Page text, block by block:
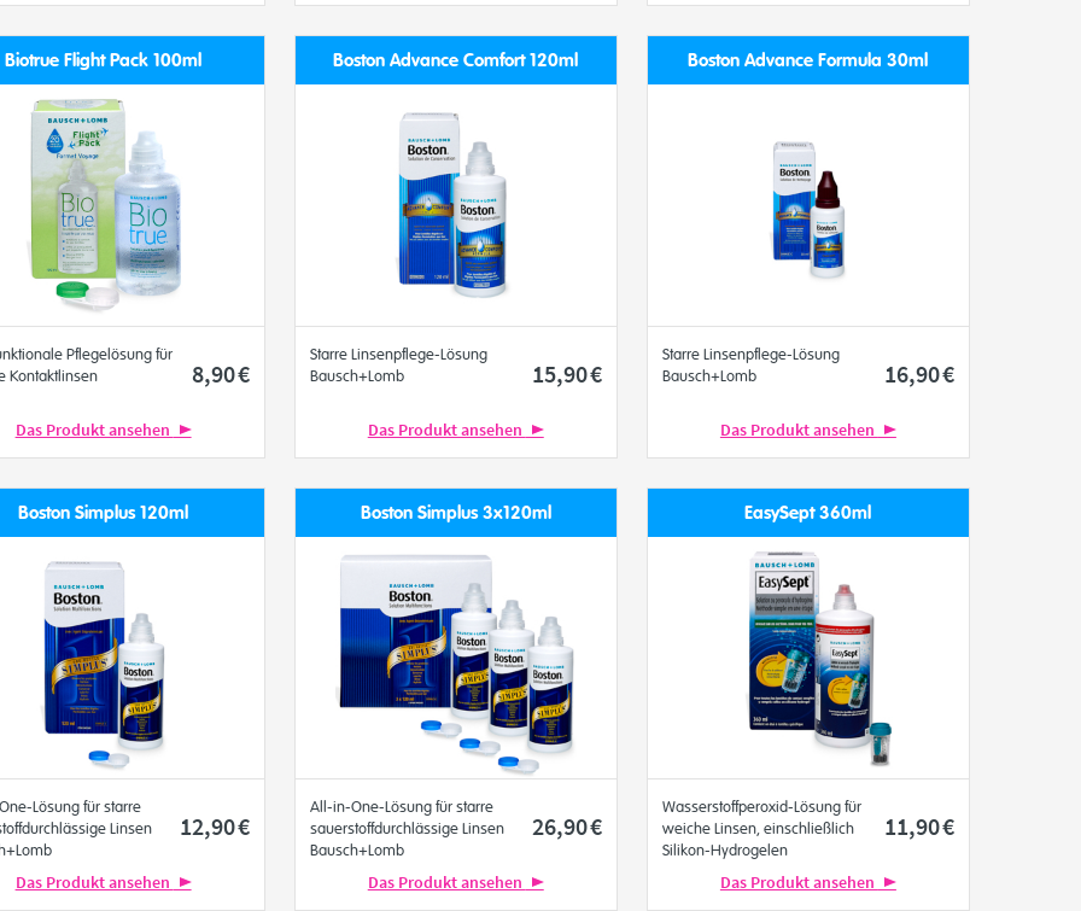
Biotrue Flight Pack 100ml
Pflegelösung für
Kontaktlinsen
8,90€
Das Produkt ansehen
Boston Advance Comfort 120ml
Starre Linsenpflege-Lösung
Bausch+Lomb
15,90€
Das Produkt ansehen
Boston Advance Formula 30ml
Starre Linsenpflege-Lösung
Bausch+Lomb
16,90€
Das Produkt ansehen
Boston Simplus 120ml
Lösung für starre
Linsen
12,90€
Das Produkt ansehen
Boston Simplus 3x120ml
All-in-One-Lösung für starre
sauerstoffdurchlässige Linsen
Bausch+Lomb
26,90€
Das Produkt ansehen
EasySept 360ml
Wasserstoffperoxid-Lösung für
weiche Linsen, einschließlich
Silikon-Hydrogelen
11,90€
Das Produkt ansehen